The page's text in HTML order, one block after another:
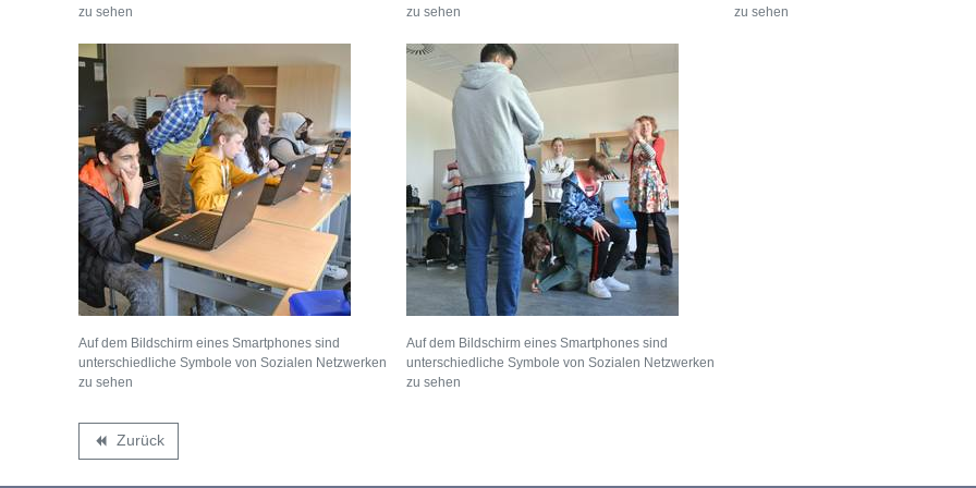
zu sehen
zu sehen
zu sehen
Auf dem Bildschirm eines Smartphones sind
unterschiedliche Symbole von Sozialen Netzwerken
zu sehen
Auf dem Bildschirm eines Smartphones sind
unterschiedliche Symbole von Sozialen Netzwerken
zu sehen
backward Zurück